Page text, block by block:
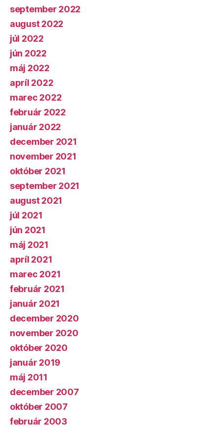
september 2022
august 2022
júl 2022
jún 2022
máj 2022
apríl 2022
marec 2022
február 2022
január 2022
december 2021
november 2021
október 2021
september 2021
august 2021
júl 2021
jún 2021
máj 2021
apríl 2021
marec 2021
február 2021
január 2021
december 2020
november 2020
október 2020
január 2019
máj 2011
december 2007
október 2007
február 2003